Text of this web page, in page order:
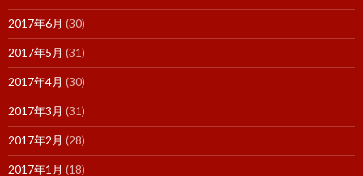
2017年6月 (30)
2017年5月 (31)
2017年4月 (30)
2017年3月 (31)
2017年2月 (28)
2017年1月 (18)